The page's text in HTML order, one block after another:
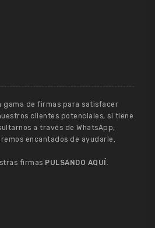
gama de firmas para satisfacer
clientes potenciales, si tiene
a través de WhatsApp,
encantados de ayudarle.
firmas PULSANDO AQUÍ .